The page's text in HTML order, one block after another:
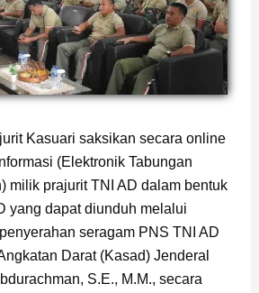
Kasuari saksikan secara online
(Elektronik Tabungan
milik prajurit TNI AD dalam bentuk
yang dapat diunduh melalui
seragam PNS TNI AD
Darat (Kasad) Jenderal
S.E., M.M., secara